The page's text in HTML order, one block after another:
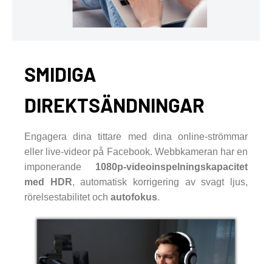
SMIDIGA
DIREKTSÄNDNINGAR
Engagera dina tittare med dina online-strömmar
eller live-videor på Facebook. Webbkameran har en
imponerande 1080p-videoinspelningskapacitet
med HDR, automatisk korrigering av svagt ljus,
rörelsestabilitet och autofokus.